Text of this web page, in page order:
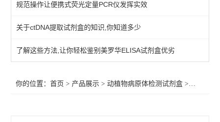
植物病原体/病原菌检测试剂
primerdesign水源致病菌检测试剂盒
primerdesign病原体检测试剂试剂盒
规范操作让便携式荧光定量PCR仪发挥实效
关于ctDNA提取试剂盒的知识,你知道多少
了解这些方法,让你轻松鉴别美罗华ELISA试剂盒优劣
你的位置：首页 > 产品展示 >动植物病原体检测试剂盒 >